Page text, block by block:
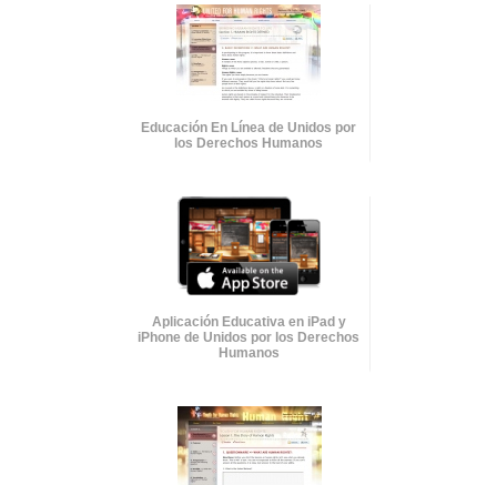
Educación En Línea de Unidos por
los Derechos Humanos
Aplicación Educativa en iPad y
iPhone de Unidos por los Derechos
Humanos